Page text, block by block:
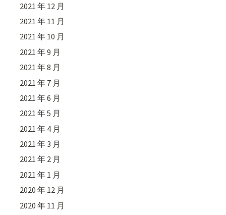
2021 年 12 月
2021 年 11 月
2021 年 10 月
2021 年 9 月
2021 年 8 月
2021 年 7 月
2021 年 6 月
2021 年 5 月
2021 年 4 月
2021 年 3 月
2021 年 2 月
2021 年 1 月
2020 年 12 月
2020 年 11 月